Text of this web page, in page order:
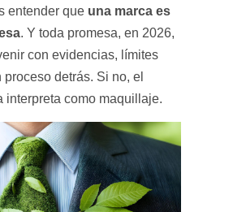
entender que una marca es
. Y toda promesa, en 2026,
con evidencias, límites
proceso detrás. Si no, el
interpreta como maquillaje.